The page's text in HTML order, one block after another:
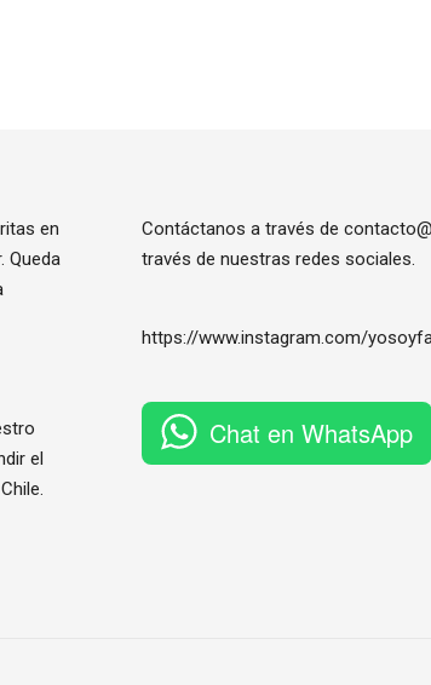
en
Queda
el
Contáctanos a través de
través de nuestras redes sociales.
https://www.instagram.com/
Chat en WhatsApp